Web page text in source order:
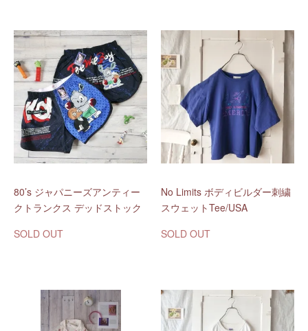
80’s ジャパニーズアンティー
クトランクス デッドストック
SOLD OUT
No Limits ボディビルダー刺繍
スウェットTee/USA
SOLD OUT